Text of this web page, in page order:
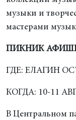
музыки и
мастерами
ПИКНИК
ГДЕ: ЕЛАГИН
КОГДА: 10-11
В Центральном